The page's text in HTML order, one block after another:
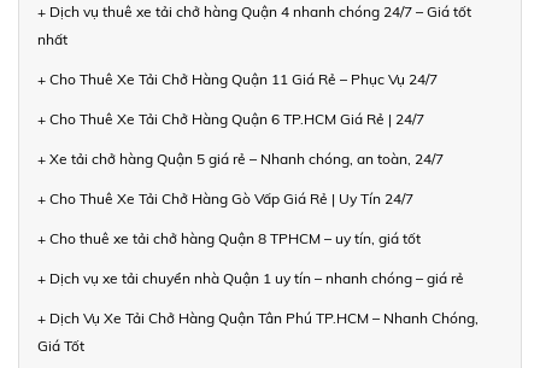
+ Dịch vụ thuê xe tải chở hàng Quận 4 nhanh chóng 24/7 – Giá tốt
nhất
+ Cho Thuê Xe Tải Chở Hàng Quận 11 Giá Rẻ – Phục Vụ 24/7
+ Cho Thuê Xe Tải Chở Hàng Quận 6 TP.HCM Giá Rẻ | 24/7
+ Xe tải chở hàng Quận 5 giá rẻ – Nhanh chóng, an toàn, 24/7
+ Cho Thuê Xe Tải Chở Hàng Gò Vấp Giá Rẻ | Uy Tín 24/7
+ Cho thuê xe tải chở hàng Quận 8 TPHCM – uy tín, giá tốt
+ Dịch vụ xe tải chuyển nhà Quận 1 uy tín – nhanh chóng – giá rẻ
+ Dịch Vụ Xe Tải Chở Hàng Quận Tân Phú TP.HCM – Nhanh Chóng,
Giá Tốt